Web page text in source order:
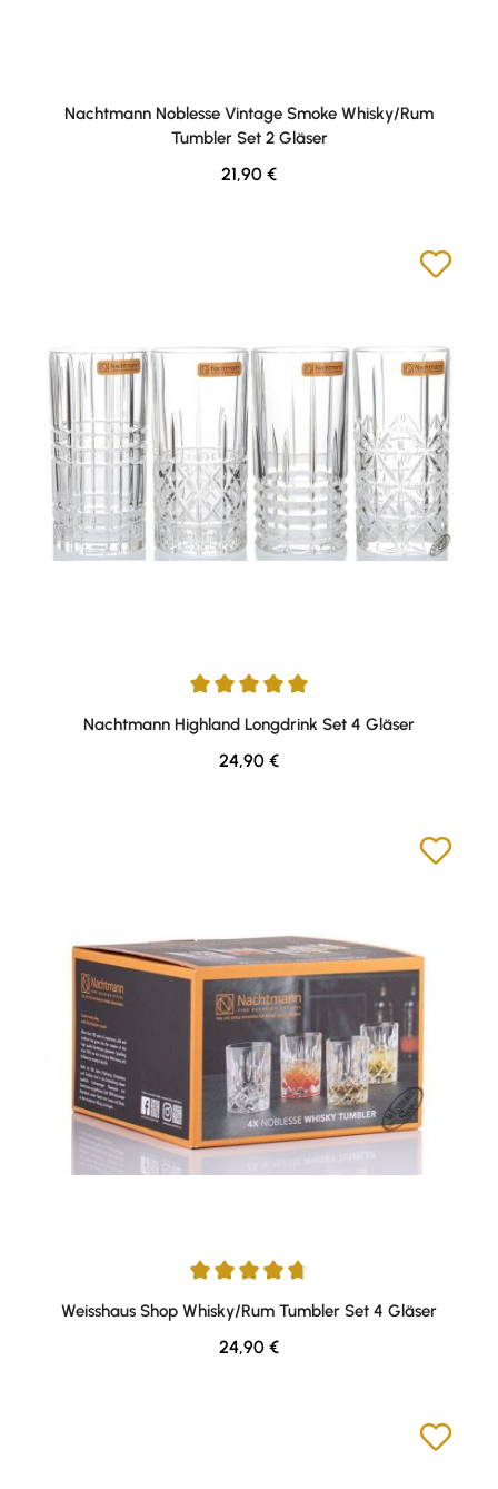
Nachtmann Noblesse Vintage Smoke Whisky/Rum
Tumbler Set 2 Gläser
Regulärer Preis:
21,90 €
Durchschnittliche Bewertung von 5 von 5 Sternen
Nachtmann Highland Longdrink Set 4 Gläser
Regulärer Preis:
24,90 €
Durchschnittliche Bewertung von 4.81 von 5 Sternen
Weisshaus Shop Whisky/Rum Tumbler Set 4 Gläser
Regulärer Preis:
24,90 €